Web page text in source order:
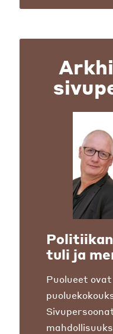
tuli ja
Puolueet